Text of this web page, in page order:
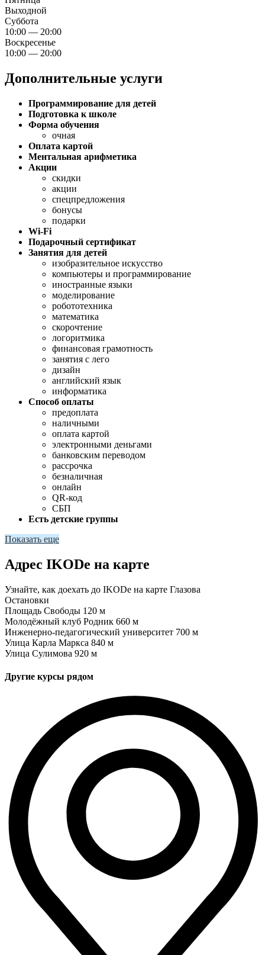
Выходной
Суббота
10:00 — 20:00
Воскресенье
10:00 — 20:00
Дополнительные услуги
Программирование для детей
Подготовка к школе
Форма обучения
очная
Оплата картой
Ментальная арифметика
Акции
скидки
акции
спецпредложения
бонусы
подарки
Wi-Fi
Подарочный сертификат
Занятия для детей
изобразительное искусство
компьютеры и программирование
иностранные языки
моделирование
робототехника
математика
скорочтение
логоритмика
финансовая грамотность
занятия с лего
дизайн
английский язык
информатика
Способ оплаты
предоплата
наличными
оплата картой
электронными деньгами
банковским переводом
рассрочка
безналичная
онлайн
QR-код
СБП
Есть детские группы
Показать еще
Адрес IKODe на карте
Узнайте, как доехать до IKODe на карте Глазова
Остановки
Площадь Свободы 120 м
Молодёжный клуб Родник 660 м
Инженерно-педагогический университет 700 м
Улица Карла Маркса 840 м
Улица Сулимова 920 м
Другие курсы рядом